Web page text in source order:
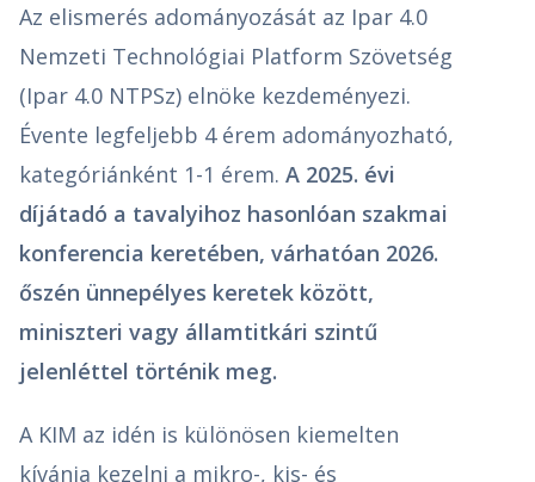
Az elismerés adományozását az Ipar 4.0
Nemzeti Technológiai Platform Szövetség
(Ipar 4.0 NTPSz) elnöke kezdeményezi.
Évente legfeljebb 4 érem adományozható,
kategóriánként 1-1 érem. A 2025. évi
díjátadó a tavalyihoz hasonlóan szakmai
konferencia keretében, várhatóan 2026.
őszén ünnepélyes keretek között,
miniszteri vagy államtitkári szintű
jelenléttel történik meg.
A KIM az idén is különösen kiemelten
kívánja kezelni a mikro-, kis- és